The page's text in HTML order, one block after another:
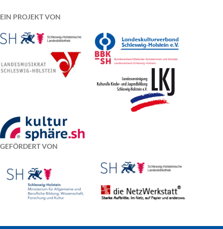
EIN PROJEKT VON
GEFÖRDERT VON